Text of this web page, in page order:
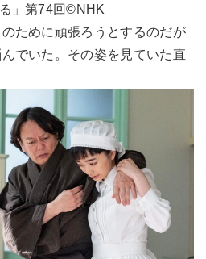
る」第74回©NHK
ために頑張ろうとするのだが
でいた。その姿を見ていた直